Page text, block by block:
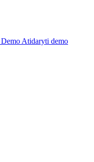
Demo Atidaryti demo